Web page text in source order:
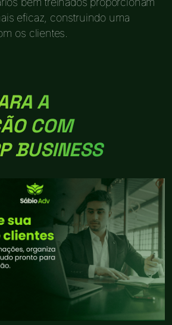
eficaz, construindo uma
os clientes.
A
COM
BUSINESS